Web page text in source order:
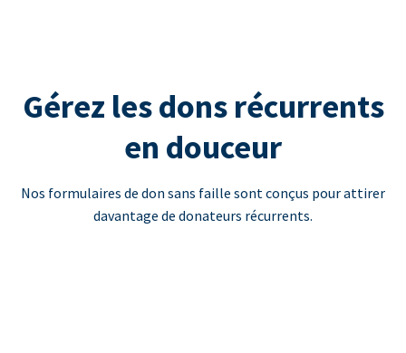
Gérez les dons récurrents
en douceur
Nos formulaires de don sans faille sont conçus pour attirer
davantage de donateurs récurrents.